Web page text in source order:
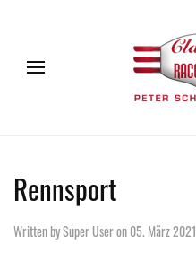
Rennsport
Written by Super User on05. März 2021